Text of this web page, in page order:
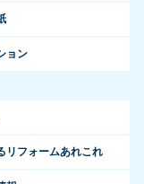
ョン
リフォームあれこれ